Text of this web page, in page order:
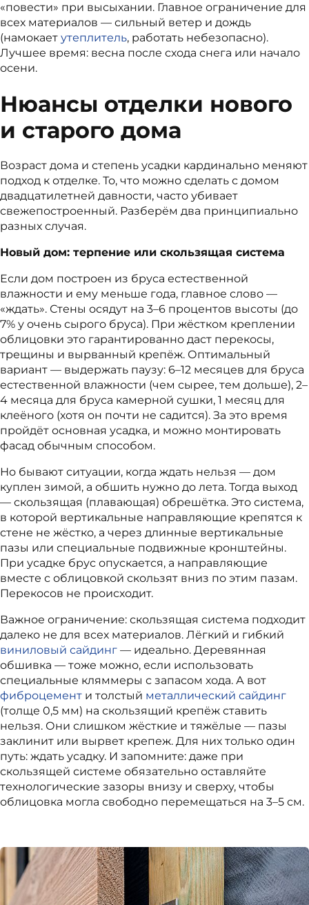
«повести» при высыхании. Главное ограничение для
всех материалов — сильный ветер и дождь
(намокает утеплитель, работать небезопасно).
Лучшее время: весна после схода снега или начало
осени.
Нюансы отделки нового
и старого дома
Возраст дома и степень усадки кардинально меняют
подход к отделке. То, что можно сделать с домом
двадцатилетней давности, часто убивает
свежепостроенный. Разберём два принципиально
разных случая.
Новый дом: терпение или скользящая система
Если дом построен из бруса естественной
влажности и ему меньше года, главное слово —
«ждать». Стены осядут на 3–6 процентов высоты (до
7% у очень сырого бруса). При жёстком креплении
облицовки это гарантированно даст перекосы,
трещины и вырванный крепёж. Оптимальный
вариант — выдержать паузу: 6–12 месяцев для бруса
естественной влажности (чем сырее, тем дольше), 2–
4 месяца для бруса камерной сушки, 1 месяц для
клеёного (хотя он почти не садится). За это время
пройдёт основная усадка, и можно монтировать
фасад обычным способом.
Но бывают ситуации, когда ждать нельзя — дом
куплен зимой, а обшить нужно до лета. Тогда выход
— скользящая (плавающая) обрешётка. Это система,
в которой вертикальные направляющие крепятся к
стене не жёстко, а через длинные вертикальные
пазы или специальные подвижные кронштейны.
При усадке брус опускается, а направляющие
вместе с облицовкой скользят вниз по этим пазам.
Перекосов не происходит.
Важное ограничение: скользящая система подходит
далеко не для всех материалов. Лёгкий и гибкий
виниловый сайдинг — идеально. Деревянная
обшивка — тоже можно, если использовать
специальные кляммеры с запасом хода. А вот
фиброцемент и толстый металлический сайдинг
(толще 0,5 мм) на скользящий крепёж ставить
нельзя. Они слишком жёсткие и тяжёлые — пазы
заклинит или вырвет крепеж. Для них только один
путь: ждать усадку. И запомните: даже при
скользящей системе обязательно оставляйте
технологические зазоры внизу и сверху, чтобы
облицовка могла свободно перемещаться на 3–5 см.